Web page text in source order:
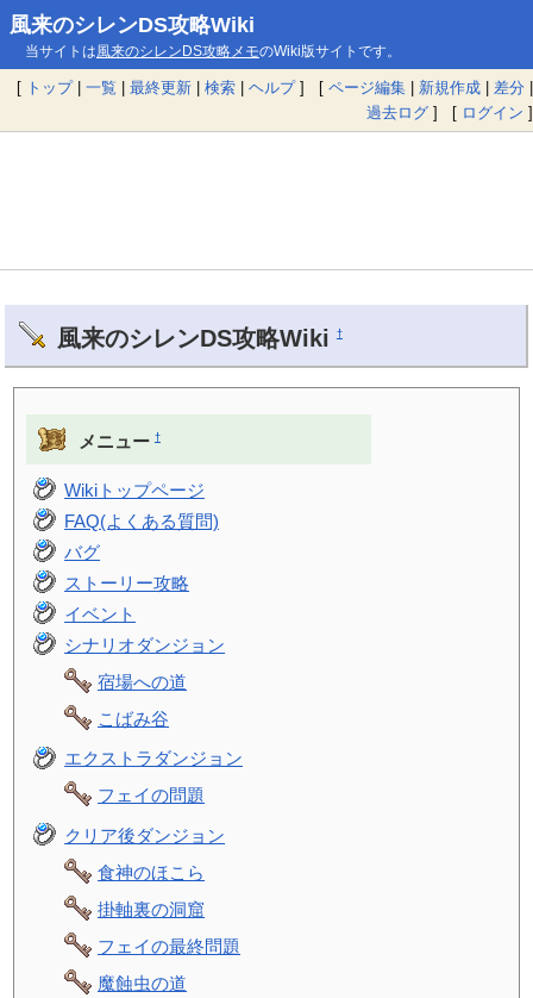
風来のシレンDS攻略Wiki
当サイトは風来のシレンDS攻略メモのWiki版サイトです。
[ トップ| 一覧 | 最終更新 | 検索 | ヘルプ] [ ページ編集 | 新規作成 | 差分 |
過去ログ ] [ ログイン ]
風来のシレンDS攻略Wiki †
メニュー †
Wikiトップページ
FAQ(よくある質問)
バグ
ストーリー攻略
イベント
シナリオダンジョン
宿場への道
こばみ谷
エクストラダンジョン
フェイの問題
クリア後ダンジョン
食神のほこら
掛軸裏の洞窟
フェイの最終問題
魔蝕虫の道